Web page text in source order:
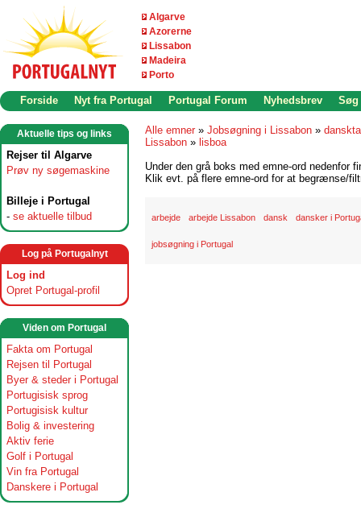
Algarve
Azorerne
Lissabon
Madeira
Porto
Forside Nyt fra Portugal Portugal Forum Nyhedsbrev Søg
Aktuelle tips og links
Rejser til Algarve
Prøv ny søgemaskine
Billeje i Portugal
- se aktuelle tilbud
Log på Portugalnyt
Log ind
Opret Portugal-profil
Viden om Portugal
Fakta om Portugal
Rejsen til Portugal
Byer & steder i Portugal
Portugisisk sprog
Portugisisk kultur
Bolig & investering
Aktiv ferie
Golf i Portugal
Vin fra Portugal
Danskere i Portugal
Alle emner » Jobsøgning i Lissabon »
Lissabon » lisboa
Under den grå boks med emne-ord nedenfor
Klik evt. på flere emne-ord for at begrænse/
arbejde arbejde Lissabon dansk dansker i
jobsøgning i Portugal